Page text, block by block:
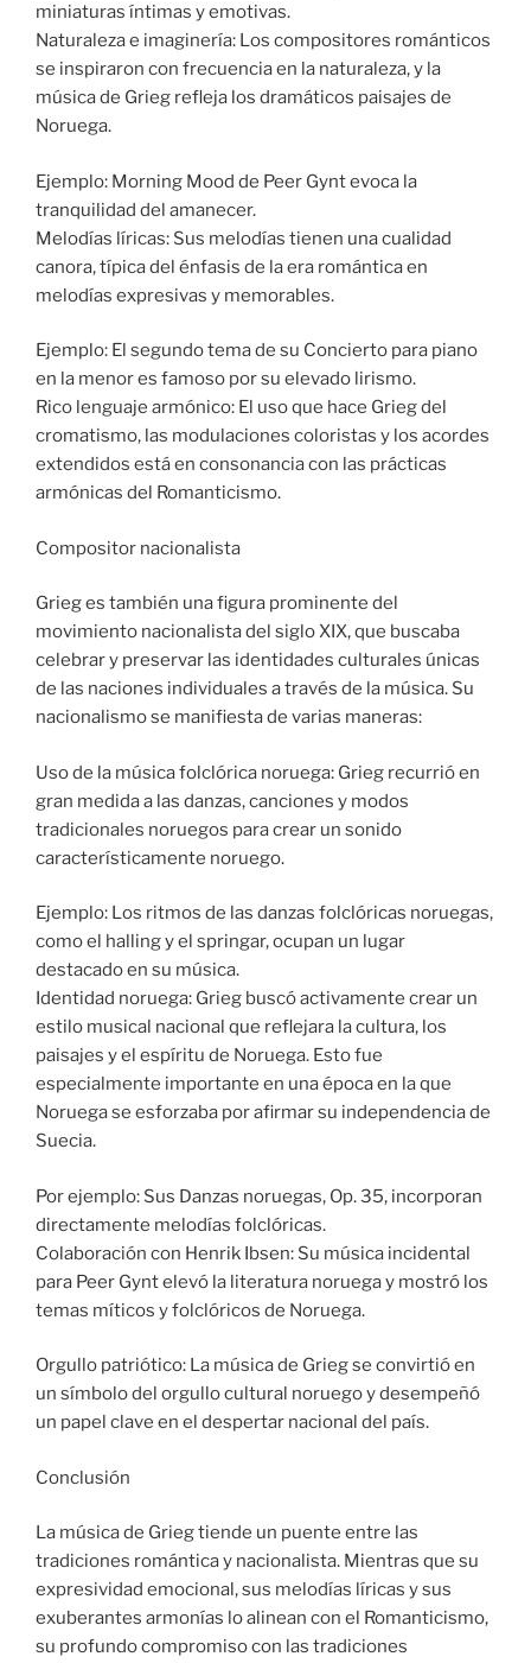
miniaturas íntimas y emotivas.
Naturaleza e imaginería: Los compositores románticos
se inspiraron con frecuencia en la naturaleza, y la
música de Grieg refleja los dramáticos paisajes de
Noruega.
Ejemplo: Morning Mood de Peer Gynt evoca la
tranquilidad del amanecer.
Melodías líricas: Sus melodías tienen una cualidad
canora, típica del énfasis de la era romántica en
melodías expresivas y memorables.
Ejemplo: El segundo tema de su Concierto para piano
en la menor es famoso por su elevado lirismo.
Rico lenguaje armónico: El uso que hace Grieg del
cromatismo, las modulaciones coloristas y los acordes
extendidos está en consonancia con las prácticas
armónicas del Romanticismo.
Compositor nacionalista
Grieg es también una figura prominente del
movimiento nacionalista del siglo XIX, que buscaba
celebrar y preservar las identidades culturales únicas
de las naciones individuales a través de la música. Su
nacionalismo se manifiesta de varias maneras:
Uso de la música folclórica noruega: Grieg recurrió en
gran medida a las danzas, canciones y modos
tradicionales noruegos para crear un sonido
característicamente noruego.
Ejemplo: Los ritmos de las danzas folclóricas noruegas,
como el halling y el springar, ocupan un lugar
destacado en su música.
Identidad noruega: Grieg buscó activamente crear un
estilo musical nacional que reflejara la cultura, los
paisajes y el espíritu de Noruega. Esto fue
especialmente importante en una época en la que
Noruega se esforzaba por afirmar su independencia de
Suecia.
Por ejemplo: Sus Danzas noruegas, Op. 35, incorporan
directamente melodías folclóricas.
Colaboración con Henrik Ibsen: Su música incidental
para Peer Gynt elevó la literatura noruega y mostró los
temas míticos y folclóricos de Noruega.
Orgullo patriótico: La música de Grieg se convirtió en
un símbolo del orgullo cultural noruego y desempeñó
un papel clave en el despertar nacional del país.
Conclusión
La música de Grieg tiende un puente entre las
tradiciones romántica y nacionalista. Mientras que su
expresividad emocional, sus melodías líricas y sus
exuberantes armonías lo alinean con el Romanticismo,
su profundo compromiso con las tradiciones